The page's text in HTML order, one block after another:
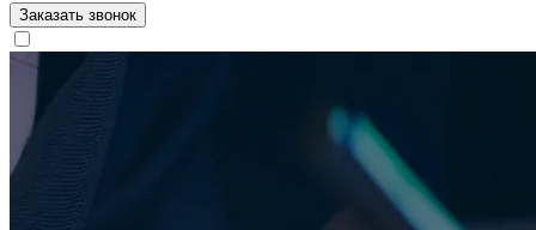
Заказать звонок